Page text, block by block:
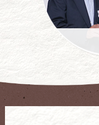
もっと
「社